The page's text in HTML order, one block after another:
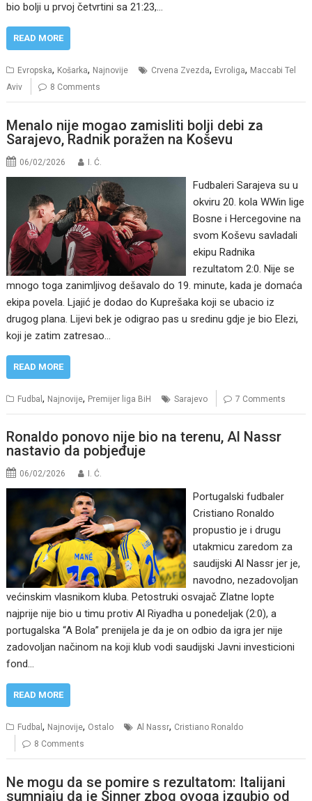
bio bolji u prvoj četvrtini sa 21:23,…
READ MORE
Evropska, Košarka, Najnovije Crvena Zvezda, Evroliga, Maccabi Tel
Aviv
8 Comments
Menalo nije mogao zamisliti bolji debi za
Sarajevo, Radnik poražen na Koševu
06/02/2026 I. Ć.
Fudbaleri Sarajeva su u
okviru 20. kola WWin lige
Bosne i Hercegovine na
svom Koševu savladali
ekipu Radnika
rezultatom 2:0. Nije se
mnogo toga zanimljivog dešavalo do 19. minute, kada je domaća
ekipa povela. Ljajić je dodao do Kuprešaka koji se ubacio iz
drugog plana. Lijevi bek je odigrao pas u sredinu gdje je bio Elezi,
koji je zatim zatresao…
READ MORE
Fudbal, Najnovije, Premijer liga BiH Sarajevo 7 Comments
Ronaldo ponovo nije bio na terenu, Al Nassr
nastavio da pobjeđuje
06/02/2026 I. Ć.
Portugalski fudbaler
Cristiano Ronaldo
propustio je i drugu
utakmicu zaredom za
saudijski Al Nassr jer je,
navodno, nezadovoljan
većinskim vlasnikom kluba. Petostruki osvajač Zlatne lopte
najprije nije bio u timu protiv Al Riyadha u ponedeljak (2:0), a
portugalska “A Bola” prenijela je da je on odbio da igra jer nije
zadovoljan načinom na koji klub vodi saudijski Javni investicioni
fond…
READ MORE
Fudbal, Najnovije, Ostalo Al Nassr, Cristiano Ronaldo
8 Comments
Ne mogu da se pomire s rezultatom: Italijani
sumnjaju da je Sinner zbog ovoga izgubio od